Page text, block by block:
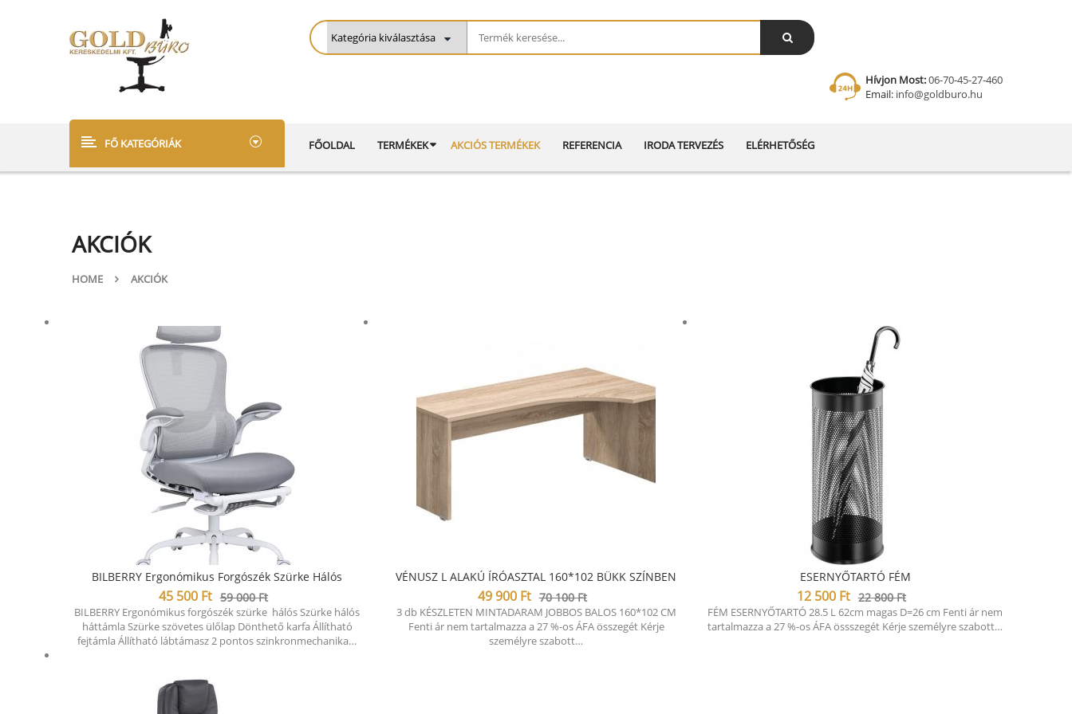
Hívjon Most:06-70-45-27-460
Email: info@goldburo.hu
FŐ KATEGÓRIÁK FŐOLDAL TERMÉKEK AKCIÓS TERMÉKEK REFERENCIA IRODA TERVEZÉS ELÉRHETŐSÉG
AKCIÓK
HOME AKCIÓK
BILBERRY Ergonómikus Forgószék Szürke Hálós
59 000Ft
45 500 Ft
BILBERRY Ergonómikus forgószék szürke hálós Szürke hálós
háttámla Szürke szövetes ülőlap Dönthető karfa Állítható
fejtámla Állítható lábtámasz 2 pontos szinkronmechanika…
VÉNUSZ L ALAKÚ ÍRÓASZTAL 160*102 BÜKK SZÍNBEN
70 100Ft
49 900 Ft
3 db KÉSZLETEN MINTADARAM JOBBOS BALOS 160*102 CM
Fenti ár nem tartalmazza a 27 %-os ÁFA összegét Kérje
személyre szabott…
ESERNYŐTARTÓ FÉM
22 800Ft
12 500 Ft
FÉM ESERNYŐTARTÓ 28.5 L 62cm magas D=26 cm Fenti ár nem
tartalmazza a 27 %-os ÁFA össszegét Kérje személyre szabott…